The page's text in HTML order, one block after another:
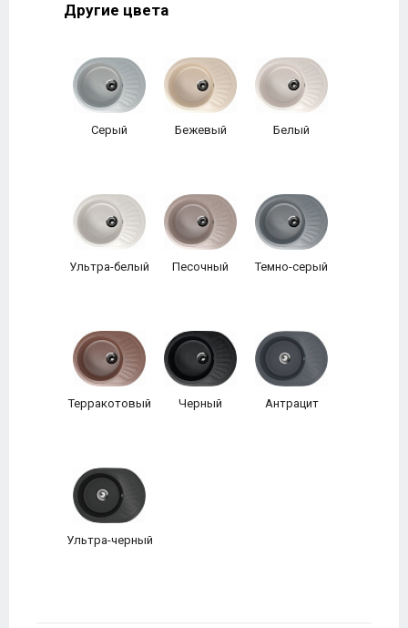
Другие цвета
Серый Бежевый Белый
Ультра-белый Песочный Темно-серый
Терракотовый Черный Антрацит
Ультра-черный